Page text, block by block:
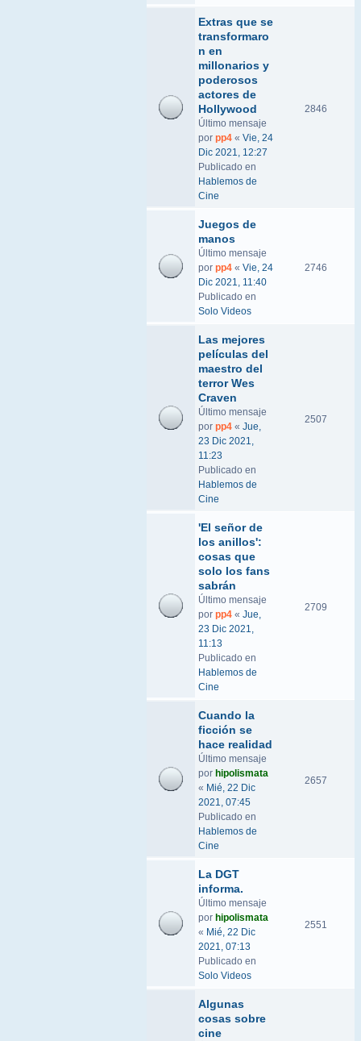
Extras que se
transformaro
n en
millonarios y
poderosos
actores de
Hollywood
Último mensaje
por pp4 « Vie, 24
Dic 2021, 12:27
Publicado en
Hablemos de
Cine
2846
Juegos de
manos
Último mensaje
por pp4 « Vie, 24
Dic 2021, 11:40
Publicado en
Solo Videos
2746
Las mejores
películas del
maestro del
terror Wes
Craven
Último mensaje
por pp4 « Jue,
23 Dic 2021,
11:23
Publicado en
Hablemos de
Cine
2507
'El señor de
los anillos':
cosas que
solo los fans
sabrán
Último mensaje
por pp4 « Jue,
23 Dic 2021,
11:13
Publicado en
Hablemos de
Cine
2709
Cuando la
ficción se
hace realidad
Último mensaje
por hipolismata
« Mié, 22 Dic
2021, 07:45
Publicado en
Hablemos de
Cine
2657
La DGT
informa.
Último mensaje
por hipolismata
« Mié, 22 Dic
2021, 07:13
Publicado en
Solo Videos
2551
Algunas
cosas sobre
cine